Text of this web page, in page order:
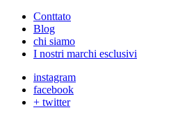
Conttato
Blog
chi siamo
I nostri marchi esclusivi
instagram
facebook
+ twitter